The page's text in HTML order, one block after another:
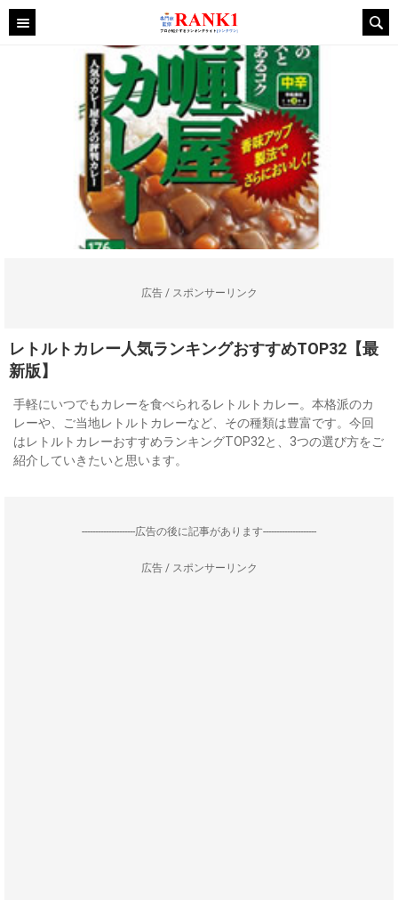
広告 / スポンサーリンク
レトルトカレー人気ランキングおすすめTOP32【最
新版】
手軽にいつでもカレーを食べられるレトルトカレー。本格派のカ
レーや、ご当地レトルトカレーなど、その種類は豊富です。今回
はレトルトカレーおすすめランキングTOP32と、3つの選び方をご
紹介していきたいと思います。
--------------------広告の後に記事があります--------------------
広告 / スポンサーリンク